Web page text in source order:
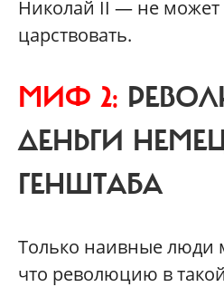
Николай II — не
царствовать.
МИФ 2:
ДЕНЬГИ
ГЕНШТАБА
Только наивные люди
что революцию в